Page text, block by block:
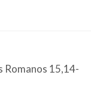
Romanos 15,14-